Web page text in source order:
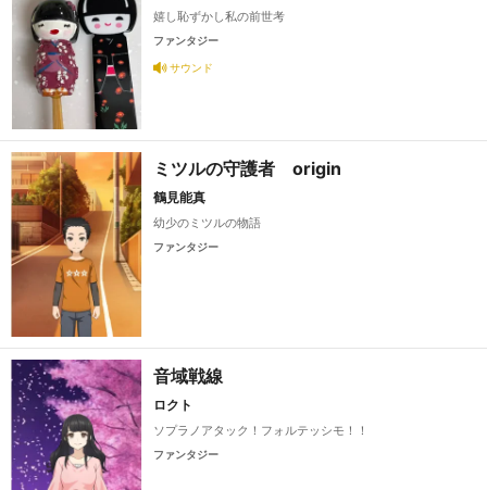
嬉し恥ずかし私の前世考
ファンタジー
サウンド
ミツルの守護者 origin
鶴見能真
幼少のミツルの物語
ファンタジー
音域戦線
ロクト
ソプラノアタック！フォルテッシモ！！
ファンタジー